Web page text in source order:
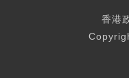
香港